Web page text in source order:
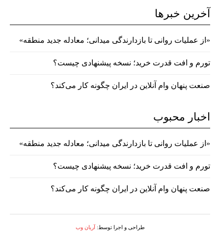
آخرین خبرها
«از عملیات روانی تا بازدارندگی میدانی؛ معادله جدید منطقه»
تورم و افت قدرت خرید؛ نسخه پیشنهادی چیست؟
صنعت پنهان وام آنلاین در ایران چگونه کار می‌کند؟
اخبار محبوب
«از عملیات روانی تا بازدارندگی میدانی؛ معادله جدید منطقه»
تورم و افت قدرت خرید؛ نسخه پیشنهادی چیست؟
صنعت پنهان وام آنلاین در ایران چگونه کار می‌کند؟
طراحی و اجرا توسط:آریان وب